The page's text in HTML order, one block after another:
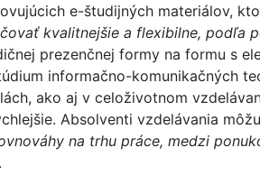
e-študijných materiálov,
kvalitnejšie a flexibilne, podľa
prezenčnej formy na formu s
informačno-komunikačných
ako aj v celoživotnom
Absolventi vzdelávania
na trhu práce, medzi
.